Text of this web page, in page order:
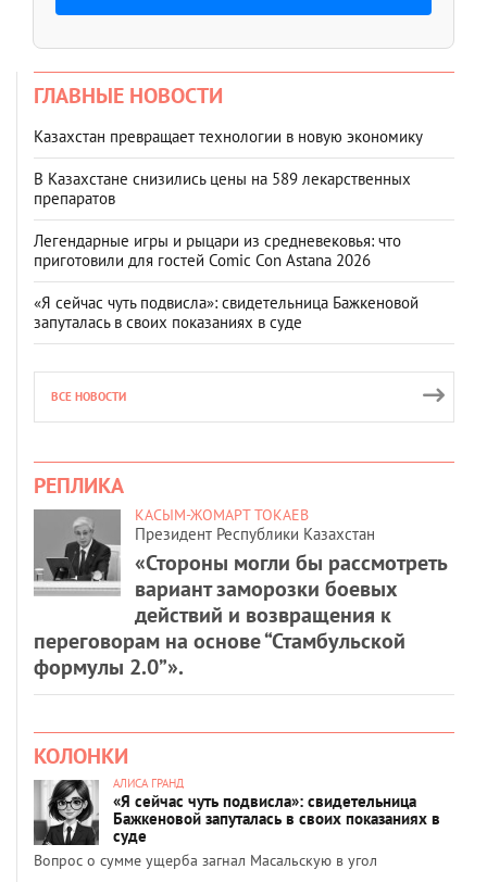
ГЛАВНЫЕ НОВОСТИ
Казахстан превращает технологии в новую экономику
В Казахстане снизились цены на 589 лекарственных
препаратов
Легендарные игры и рыцари из средневековья: что
приготовили для гостей Comic Con Astana 2026
«Я сейчас чуть подвисла»: свидетельница Бажкеновой
запуталась в своих показаниях в суде
ВСЕ НОВОСТИ
РЕПЛИКА
КАСЫМ-ЖОМАРТ ТОКАЕВ
Президент Республики Казахстан
«Стороны могли бы рассмотреть
вариант заморозки боевых
действий и возвращения к
переговорам на основе “Стамбульской
формулы 2.0”».
КОЛОНКИ
АЛИСА ГРАНД
«Я сейчас чуть подвисла»: свидетельница
Бажкеновой запуталась в своих показаниях в
суде
Вопрос о сумме ущерба загнал Масальскую в угол